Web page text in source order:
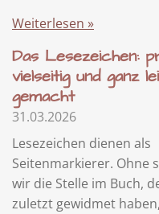
Weiterlesen »
Das Lesezeichen:
vielseitig und ganz
gemacht
31.03.2026
Lesezeichen dienen als
Seitenmarkierer. Ohne
wir die Stelle im Buch,
zuletzt gewidmet